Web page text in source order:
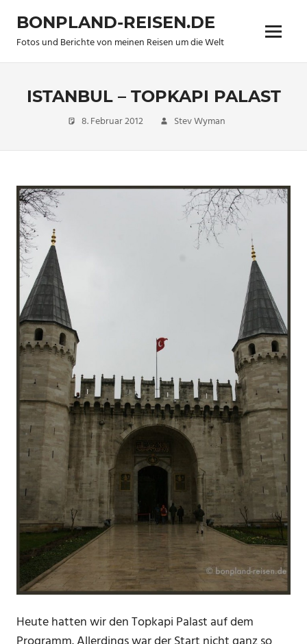
Inhalt
springen
BONPLAND-REISEN.DE
Fotos und Berichte von meinen Reisen um die Welt Menü
ISTANBUL – TOPKAPI PALAST
8. Februar 2012 Stev Wyman
Heute hatten wir den Topkapi Palast auf dem